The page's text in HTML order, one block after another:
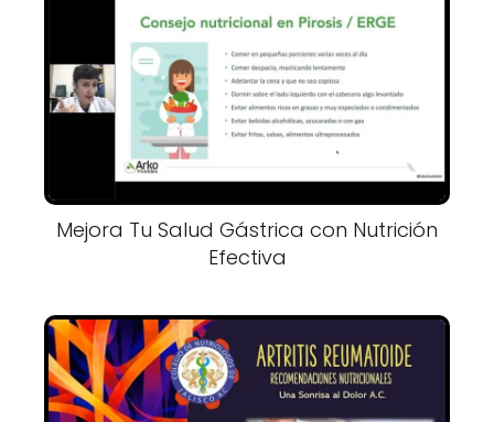
Mejora Tu Salud Gástrica con Nutrición
Efectiva